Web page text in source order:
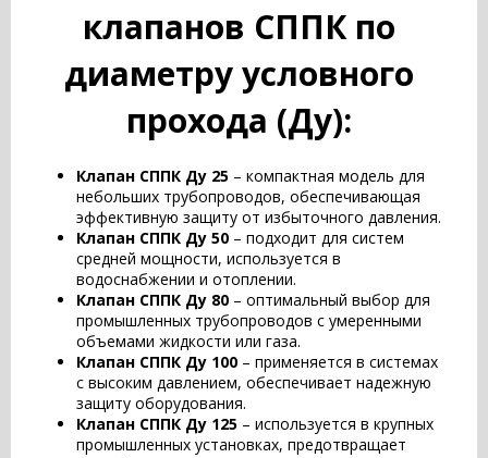
клапанов СППК по
диаметру условного
прохода (Ду):
Клапан СППК Ду 25 – компактная модель для
небольших трубопроводов, обеспечивающая
эффективную защиту от избыточного давления.
Клапан СППК Ду 50 – подходит для систем
средней мощности, используется в
водоснабжении и отоплении.
Клапан СППК Ду 80 – оптимальный выбор для
промышленных трубопроводов с умеренными
объемами жидкости или газа.
Клапан СППК Ду 100 – применяется в системах
с высоким давлением, обеспечивает надежную
защиту оборудования.
Клапан СППК Ду 125 – используется в крупных
промышленных установках, предотвращает